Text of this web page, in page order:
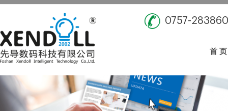
0757-
首 页